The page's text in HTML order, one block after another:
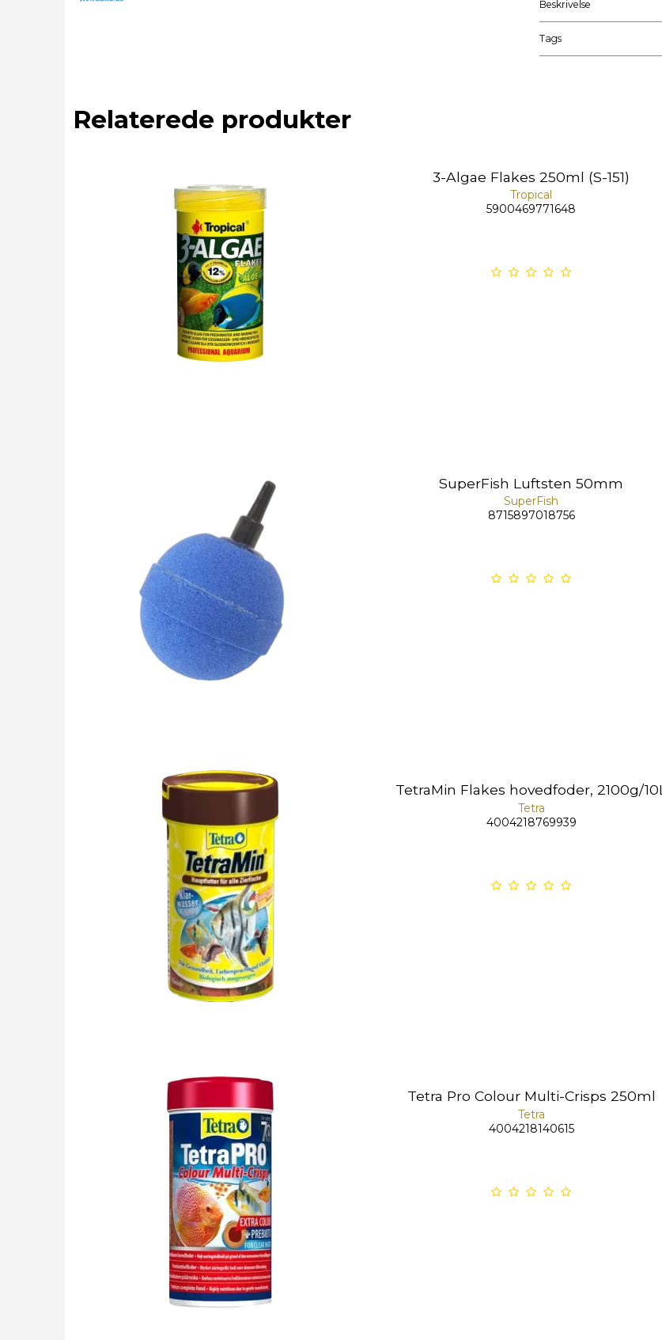
Beskrivelse
Tags
Relaterede produkter
3-Algae Flakes 250ml (S-151)
Tropical
5900469771648
SuperFish Luftsten 50mm
SuperFish
8715897018756
TetraMin Flakes hovedfoder, 2100g/10L
Tetra
4004218769939
Tetra Pro Colour Multi-Crisps 250ml
Tetra
4004218140615